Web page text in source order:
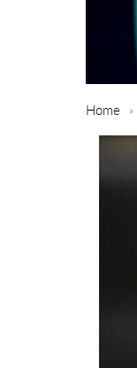
Home